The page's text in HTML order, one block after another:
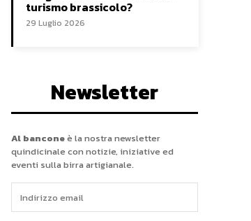
turismo brassicolo?
29 Luglio 2026
Newsletter
Al banconeè la nostra newsletter
quindicinale con notizie, iniziative ed
eventi sulla birra artigianale.